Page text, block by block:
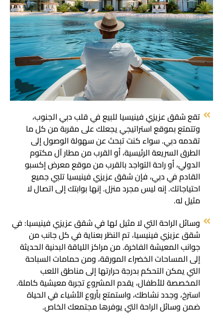
تقع شقق عزيزي فينيسيا للبيع في قلب دبي الجنوب،
وتتمتع بموقع استراتيجي يجعلك على مقربة من كل ما
تقدمه دبي. سواء كنت تبحث عن سهولة الوصول إلى
الطرق السريعة الرئيسية، أو القرب من مطار آل مكتوم
الدولي، أو راحة التواجد بالقرب من موقع معرض إكسبو
القادم في دبي، فإن شقق عزيزي فينيسيا تلبي جميع
احتياجاتك. إنه ليس مجرد منزل. إنها بوابتك إلى اتصال لا
مثيل له.
وسائل الراحة التي لا مثيل لها في شقق عزيزي فينيسيا: في
شقق عزيزي فينيسيا، تم النظر بعناية في كل جانب من
جوانب المعيشة الفاخرة. من مراكز اللياقة البدنية الحديثة
إلى المساحات الخضراء المورقة، ومن حمامات السباحة
التي يمكن التحكم بدرجة حرارتها إلى مناطق اللعب
المخصصة للأطفال، يقدم المشروع تجربة معيشية كاملة.
استرخ، وجدد نشاطك، واستمتع بأروع الأشياء في الحياة
ضمن وسائل الراحة التي يوفرها مجتمعك الخاص.